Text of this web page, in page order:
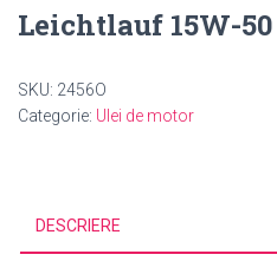
Leichtlauf 15W-50
SKU: 2456O
Categorie: Ulei de motor
DESCRIERE